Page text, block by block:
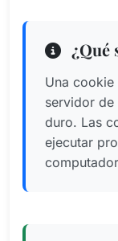
¿Qué
Una
servidor
duro. Las
ejecutar